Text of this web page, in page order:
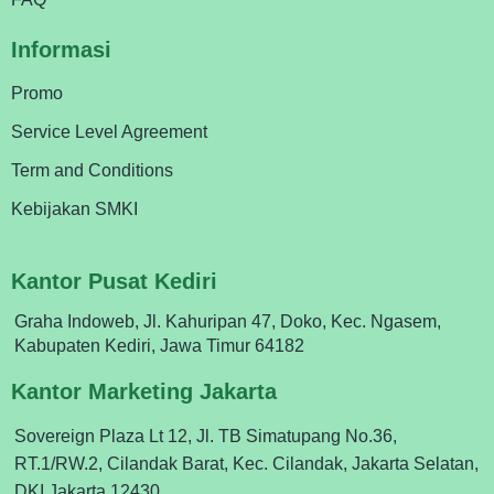
Informasi
Promo
Service Level Agreement
Term and Conditions
Kebijakan SMKI
Kantor Pusat Kediri
Graha Indoweb, Jl. Kahuripan 47, Doko, Kec. Ngasem,
Kabupaten Kediri, Jawa Timur 64182
Kantor Marketing Jakarta
Sovereign Plaza Lt 12, Jl. TB Simatupang No.36,
RT.1/RW.2, Cilandak Barat, Kec. Cilandak, Jakarta Selatan,